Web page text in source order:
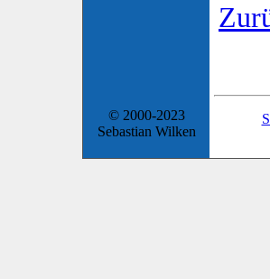
© 2000-2023
Sebastian Wilken